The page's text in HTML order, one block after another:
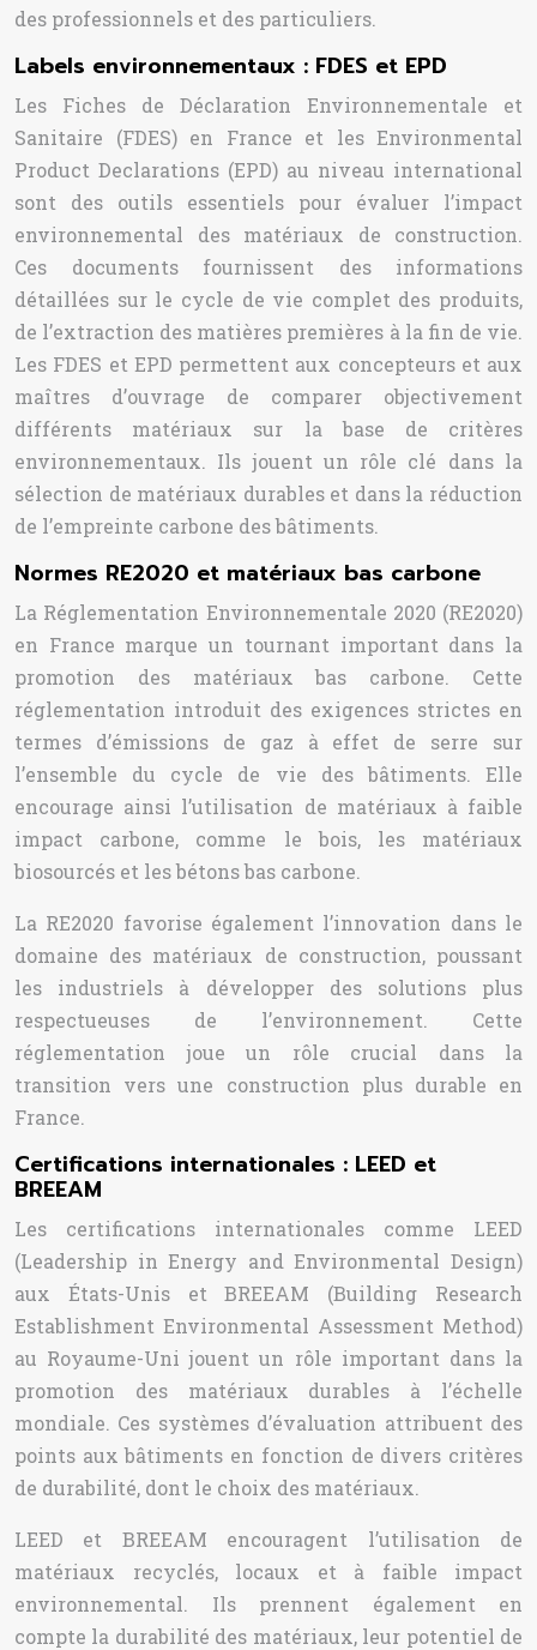
des professionnels et des particuliers.
Labels environnementaux : FDES et EPD
Les Fiches de Déclaration Environnementale et
Sanitaire (FDES) en France et les Environmental
Product Declarations (EPD) au niveau international
sont des outils essentiels pour évaluer l’impact
environnemental des matériaux de construction.
Ces documents fournissent des informations
détaillées sur le cycle de vie complet des produits,
de l’extraction des matières premières à la fin de vie.
Les FDES et EPD permettent aux concepteurs et aux
maîtres d’ouvrage de comparer objectivement
différents matériaux sur la base de critères
environnementaux. Ils jouent un rôle clé dans la
sélection de matériaux durables et dans la réduction
de l’empreinte carbone des bâtiments.
Normes RE2020 et matériaux bas carbone
La Réglementation Environnementale 2020 (RE2020)
en France marque un tournant important dans la
promotion des matériaux bas carbone. Cette
réglementation introduit des exigences strictes en
termes d’émissions de gaz à effet de serre sur
l’ensemble du cycle de vie des bâtiments. Elle
encourage ainsi l’utilisation de matériaux à faible
impact carbone, comme le bois, les matériaux
biosourcés et les bétons bas carbone.
La RE2020 favorise également l’innovation dans le
domaine des matériaux de construction, poussant
les industriels à développer des solutions plus
respectueuses de l’environnement. Cette
réglementation joue un rôle crucial dans la
transition vers une construction plus durable en
France.
Certifications internationales : LEED et
BREEAM
Les certifications internationales comme LEED
(Leadership in Energy and Environmental Design)
aux États-Unis et BREEAM (Building Research
Establishment Environmental Assessment Method)
au Royaume-Uni jouent un rôle important dans la
promotion des matériaux durables à l’échelle
mondiale. Ces systèmes d’évaluation attribuent des
points aux bâtiments en fonction de divers critères
de durabilité, dont le choix des matériaux.
LEED et BREEAM encouragent l’utilisation de
matériaux recyclés, locaux et à faible impact
environnemental. Ils prennent également en
compte la durabilité des matériaux, leur potentiel de